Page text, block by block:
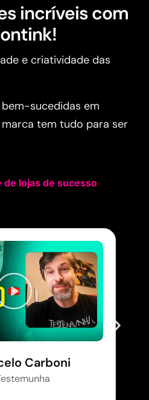
incríveis com
e criatividade das
sucedidas em
marca tem tudo para ser
de lojas de sucesso
Carboni